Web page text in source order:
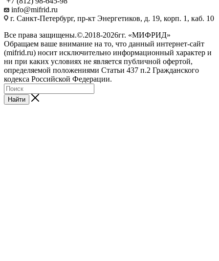
info@mifrid.ru
г. Санкт-Петербург, пр-кт Энергетиков, д. 19, корп. 1, каб. 10
Все права защищены.©.2018-2026гг. «МИФРИД»
Обращаем ваше внимание на то, что данный интернет-сайт
(mifrid.ru) носит исключительно информационный характер и
ни при каких условиях не является публичной офертой,
определяемой положениями Статьи 437 п.2 Гражданского
кодекса Российской Федерации.
Найти